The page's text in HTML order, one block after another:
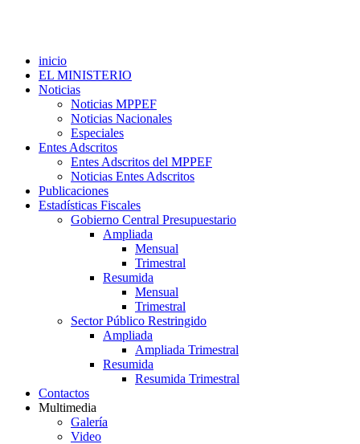
inicio
EL MINISTERIO
Noticias
Noticias MPPEF
Noticias Nacionales
Especiales
Entes Adscritos
Entes Adscritos del MPPEF
Noticias Entes Adscritos
Publicaciones
Estadísticas Fiscales
Gobierno Central Presupuestario
Ampliada
Mensual
Trimestral
Resumida
Mensual
Trimestral
Sector Público Restringido
Ampliada
Ampliada Trimestral
Resumida
Resumida Trimestral
Contactos
Multimedia
Galería
Video